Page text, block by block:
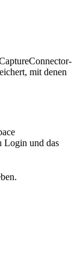
mit denen
Login und das